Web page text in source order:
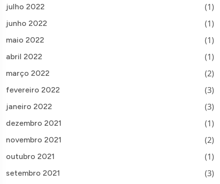
julho 2022 (1)
junho 2022 (1)
maio 2022 (1)
abril 2022 (1)
março 2022 (2)
fevereiro 2022 (3)
janeiro 2022 (3)
dezembro 2021 (1)
novembro 2021 (2)
outubro 2021 (1)
setembro 2021 (3)